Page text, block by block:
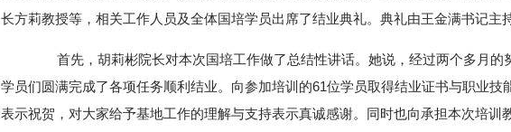
长方莉教授等，相关工作人员及全体国培学员出席了结业典礼。典礼由王金满书记主持
首先，胡莉彬院长对本次国培工作做了总结性讲话。她说，经过两个多月的
学员们圆满完成了各项任务顺利结业。向参加培训的61位学员取得结业证书与职业技
表示祝贺，对大家给予基地工作的理解与支持表示真诚感谢。同时也向承担本次培训